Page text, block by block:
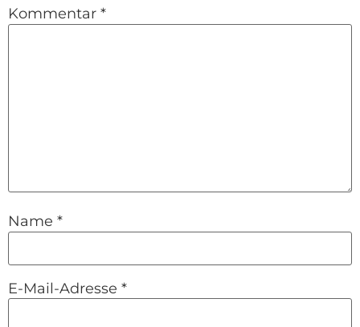
Kommentar *
Name *
E-Mail-Adresse *